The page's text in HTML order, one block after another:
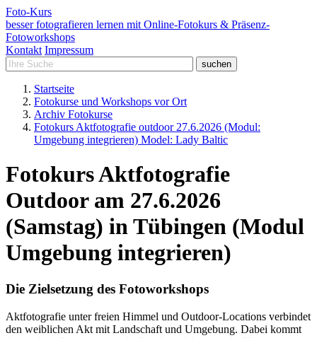
Foto-Kurs
besser fotografieren lernen mit Online-Fotokurs & Präsenz-
Fotoworkshops
Kontakt Impressum
Startseite
Fotokurse und Workshops vor Ort
Archiv Fotokurse
Fotokurs Aktfotografie outdoor 27.6.2026 (Modul:
Umgebung integrieren) Model: Lady Baltic
Fotokurs Aktfotografie
Outdooram 27.6.2026
(Samstag) in Tübingen (Modul
Umgebung integrieren)
Die Zielsetzung des Fotoworkshops
Aktfotografie unter freien Himmel und Outdoor-Locations verbindet
den weiblichen Akt mit Landschaft und Umgebung. Dabei kommt